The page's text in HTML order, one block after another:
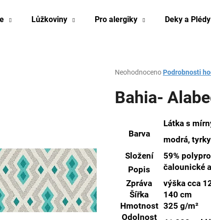
Lůžkoviny Pro alergiky Deky a Plédy
Průměrné
produktu
je
hvězdiček.
Neohodnoceno Podrobnosti
Bahia-
Barva
Látka s
modrá,
Složení
59%
Popis
čalounické
Zpráva
výška cca
Šířka
140 cm
Hmotnost 325 g/m²
Odolnost
HLEDAT